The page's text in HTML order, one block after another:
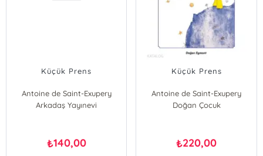
Küçük Prens
Antoine de Saint-Exupery
Arkadaş Yayınevi
₺140,00
Küçük Prens
Antoine de Saint-Exupery
Doğan Çocuk
₺220,00